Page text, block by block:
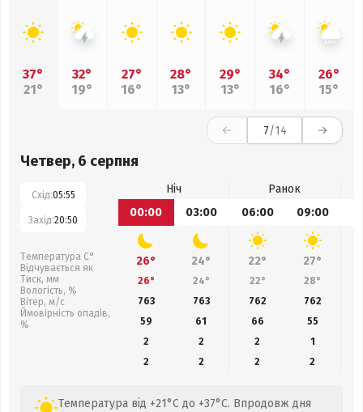
37°
21°
32°
19°
27°
16°
28°
13°
29°
13°
34°
16°
26°
15°
7/14
Четвер, 6 серпня
Схід:05:55
Захід:20:50
Температура С°
Відчувається як
Тиск, мм
Вологість, %
Вітер, м/с
Ймовірність опадів,
%
Ніч
Ранок
00:00
03:00 06:00 09:00
26° 24° 22° 27°
26° 24° 22° 28°
763
763 762 762
59
61 66
55
2
2 2
1
2
2 2 2
Температура від +21°C до +37°C. Впродовж дня